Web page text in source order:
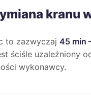
kranu
to zazwyczaj 45 min
ściśle uzależniony
wykonawcy.